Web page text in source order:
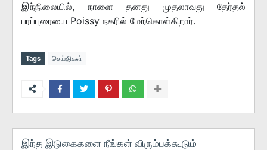
இந்நிலையில், நாளை தனது முதலாவது தேர்தல்
பரப்புரையை Poissy நகரில் மேற்கொள்கிறார்.
Tags செய்திகள்
இந்த இடுகைகளை நீங்கள் விரும்பக்கூடும்